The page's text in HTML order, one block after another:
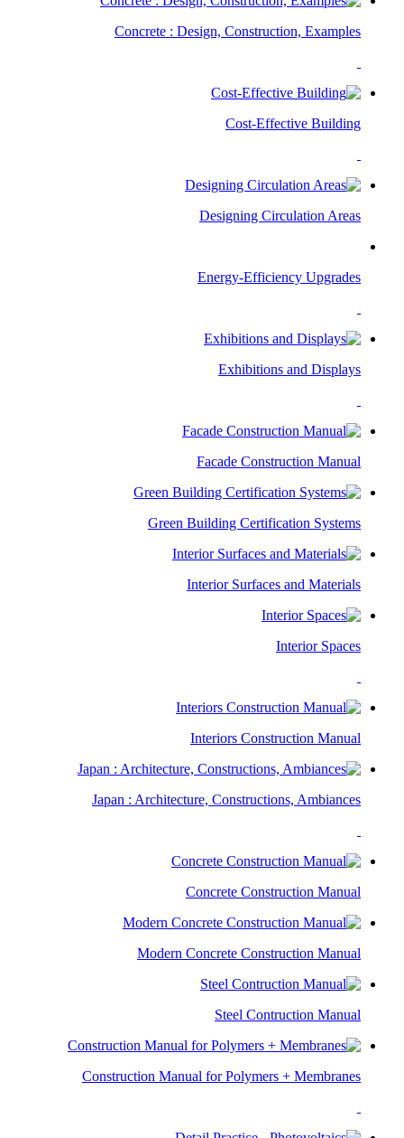
Concrete : Design, Construction, Examples
Cost-Effective Building​
Designing Circulation Areas
Energy-Efficiency Upgrades
Exhibitions and Displays
Facade Construction Manual
Green Building Certification Systems
Interior Surfaces and Materials
Interior Spaces
Interiors Construction Manual
Japan : Architecture, Constructions, Ambiances
Concrete Construction Manual
Modern Concrete Construction Manual
Steel Contruction Manual
Construction Manual for Polymers + Membranes​